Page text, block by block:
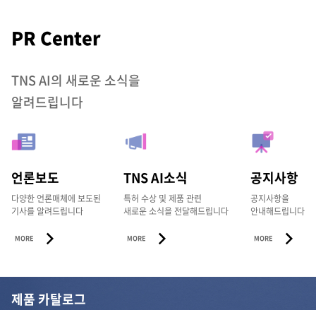
PR Center
TNS AI의 새로운 소식을
알려드립니다
언론보도
다양한 언론매체에 보도된
기사를 알려드립니다
MORE
TNS AI소식
특허 수상 및 제품 관련
새로운 소식을 전달해드립니다
MORE
공지사항
공지사항을
안내해드립니다
MORE
제품 카탈로그